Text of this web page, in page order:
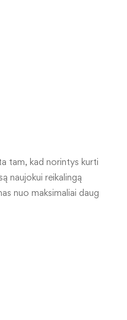
tam, kad norintys kurti
naujokui reikalingą
nuo maksimaliai daug